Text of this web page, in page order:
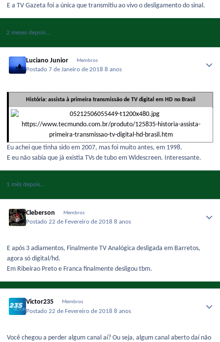
E a TV Gazeta foi a única que transmitiu ao vivo o desligamento do sinal.
2 meses depois...
Luciano Junior Membros
Postado7 de Janeiro de 20188 anos
História: assista à primeira transmissão de TV digital em HD no Brasil
https://www.tecmundo.com.br/produto/125835-historia-assista-
primeira-transmissao-tv-digital-hd-brasil.htm
Eu achei que tinha sido em 2007, mas foi muito antes, em 1998.
E eu não sabia que já existia TVs de tubo em Widescreen. Interessante.
1 mês depois...
Cleberson Membros
Postado22 de Fevereiro de 20188 anos
E após 3 adiamentos, Finalmente TV Analógica desligada em Barretos,
agora só digital/hd.
Em Ribeirao Preto e Franca finalmente desligou tbm.
Victor235 Membros
Postado22 de Fevereiro de 20188 anos
Você chegou a perder algum canal aí? Ou seja, algum canal aberto daí não